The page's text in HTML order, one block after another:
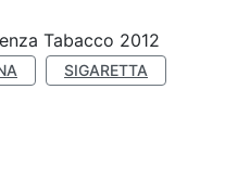
Tabacco 2012
SIGARETTA